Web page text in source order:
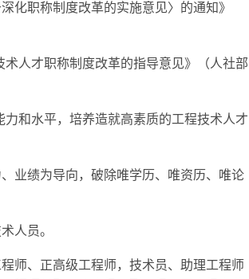
化职称制度改革的实施意见〉的通知》
术人才职称制度改革的指导意见》（人社部
力和水平，培养造就高素质的工程技术人才
业绩为导向，破除唯学历、唯资历、唯论
人员。
师、正高级工程师，技术员、助理工程师